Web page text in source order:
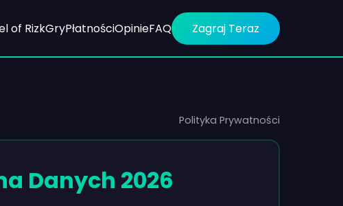
of RizkGryPłatnościOpinieFAQ Zagraj Teraz
Polityka Prywatności
Danych 2026